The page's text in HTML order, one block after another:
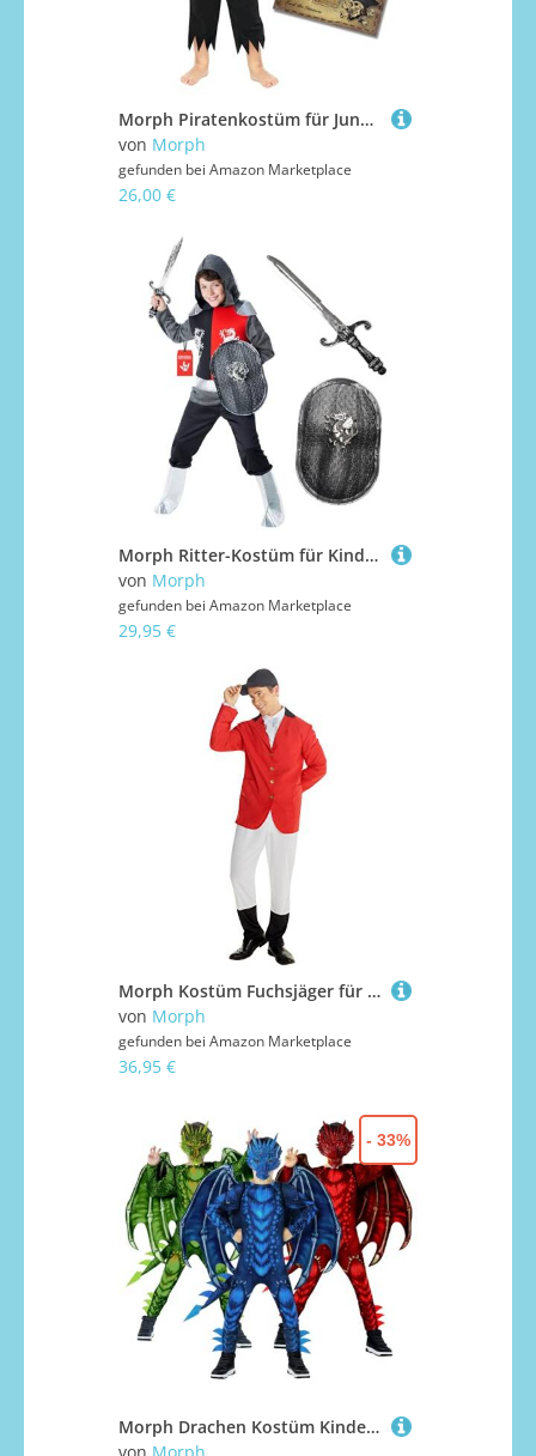
Morph Piratenkostüm für Jungen, Kinderkostüm Pirat, Perfekt für Karneval und Halloween, 3-4 Jahre
von Morph
gefunden bei Amazon Marketplace
26,00 €
Morph Ritter-Kostüm für Kinder, Ritter-Kostüm, Ritter-Kostüm, Kinder-Kostüm, Ritter-Kostüm, mittelalterliches Kind, Größe M
von Morph
gefunden bei Amazon Marketplace
29,95 €
Morph Kostüm Fuchsjäger für Herren, Reiter Outfit, Ideal für Karneval und Fasching, Rot Weiss Design, XL
von Morph
gefunden bei Amazon Marketplace
36,95 €
Morph Drachen Kostüm Kinder, Kostüm Drache Kinder, Drachenkostüm Jungen und Mädchen für Halloween, Karneval und Fasching, L
- 33%